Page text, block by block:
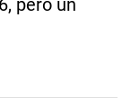
pero un